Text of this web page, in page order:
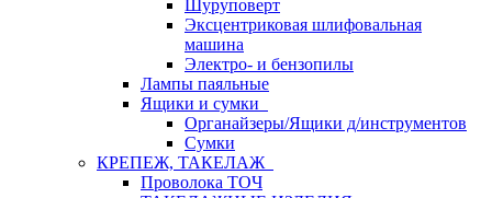
Шуруповерт
Эксцентриковая шлифовальная
машина
Электро- и бензопилы
Лампы паяльные
Ящики и сумки
Органайзеры/Ящики д/инструментов
Сумки
КРЕПЕЖ, ТАКЕЛАЖ
Проволока ТОЧ